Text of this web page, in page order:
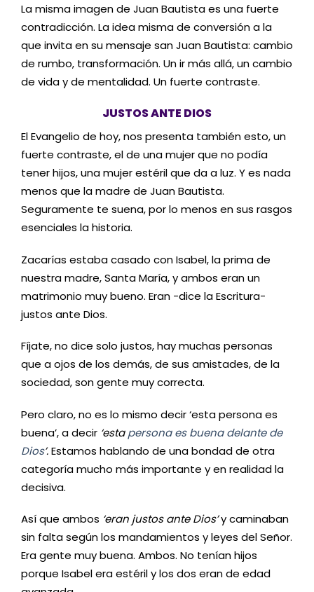
La misma imagen de Juan Bautista es una fuerte
contradicción. La idea misma de conversión a la
que invita en su mensaje san Juan Bautista: cambio
de rumbo, transformación. Un ir más allá, un cambio
de vida y de mentalidad. Un fuerte contraste.
JUSTOS ANTE DIOS
El Evangelio de hoy, nos presenta también esto, un
fuerte contraste, el de una mujer que no podía
tener hijos, una mujer estéril que da a luz. Y es nada
menos que la madre de Juan Bautista.
Seguramente te suena, por lo menos en sus rasgos
esenciales la historia.
Zacarías estaba casado con Isabel, la prima de
nuestra madre, Santa María, y ambos eran un
matrimonio muy bueno. Eran -dice la Escritura-
justos ante Dios.
Fíjate, no dice solo justos, hay muchas personas
que a ojos de los demás, de sus amistades, de la
sociedad, son gente muy correcta.
Pero claro, no es lo mismo decir ‘esta persona es
buena’, a decir ‘estapersona es buena delante de
Dios’.Estamos hablando de una bondad de otra
categoría mucho más importante y en realidad la
decisiva.
Así que ambos ‘eran justos ante Dios’y caminaban
sin falta según los mandamientos y leyes del Señor.
Era gente muy buena. Ambos. No tenían hijos
porque Isabel era estéril y los dos eran de edad